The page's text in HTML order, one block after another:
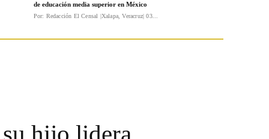
de educación media superior en México
Por: Redacción El Censal |Xalapa, Veracruz| 03...
hijo lidera